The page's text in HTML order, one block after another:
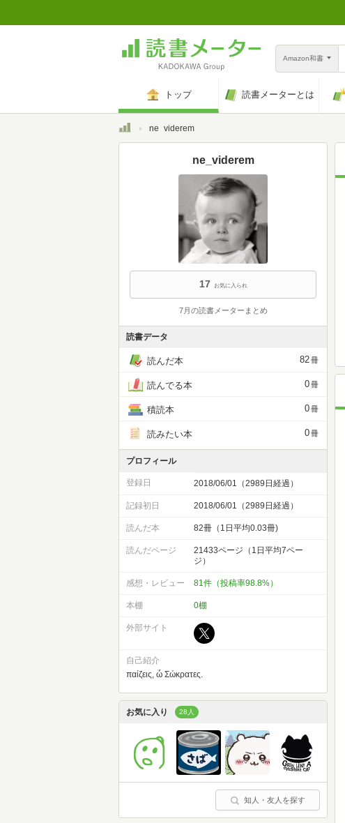
Amazon和書
トップ 読書メーターとは
トップne_viderem
ne_viderem
17 お気に入られ
7月の読書メーターまとめ
読書データ
読んだ本 82冊
読んでる本 0冊
積読本 0冊
読みたい本 0冊
プロフィール
登録日 2018/06/01（2989日経過）
記録初日 2018/06/01（2989日経過）
読んだ本 82冊（1日平均0.03冊)
読んだページ
21433ページ（1日平均7ペー
ジ）
感想・レビュー 81件（投稿率98.8%）
本棚 0棚
外部サイト
自己紹介
παίζεις, ὦ Σώκρατες.
お気に入り 28人
知人・友人を探す